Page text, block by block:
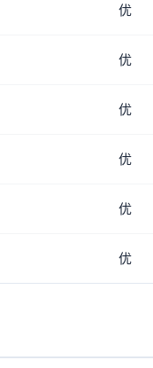
优
优
优
优
优
优